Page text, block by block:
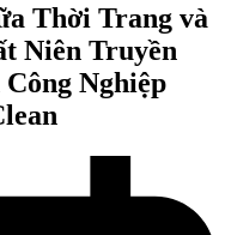
Thời Trang và
Niên Truyền
Nghiệp